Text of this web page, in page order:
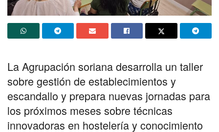
La Agrupación soriana desarrolla un taller
sobre gestión de establecimientos y
escandallo y prepara nuevas jornadas para
los próximos meses sobre técnicas
innovadoras en hostelería y conocimiento